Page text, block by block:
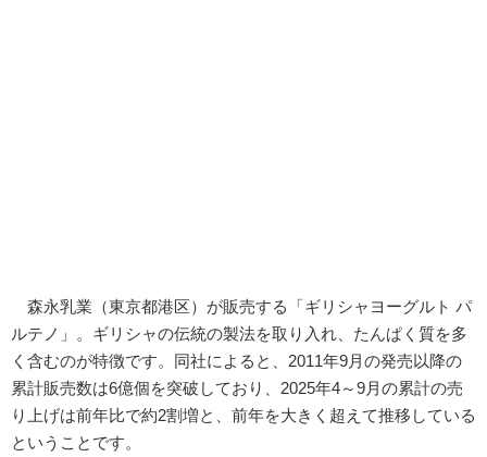
森永乳業（東京都港区）が販売する「ギリシャヨーグルト パ
ルテノ」。ギリシャの伝統の製法を取り入れ、たんぱく質を多
く含むのが特徴です。同社によると、2011年9月の発売以降の
累計販売数は6億個を突破しており、2025年4～9月の累計の売
り上げは前年比で約2割増と、前年を大きく超えて推移している
ということです。